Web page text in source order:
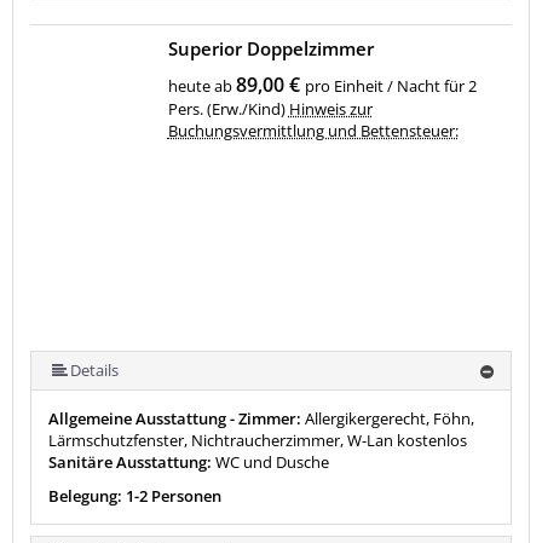
Superior Doppelzimmer
heute ab89,00 € pro Einheit / Nacht für 2
Pers. (Erw./Kind) Hinweis zur
Buchungsvermittlung und Bettensteuer:
Details
Allgemeine Ausstattung - Zimmer: Allergikergerecht, Föhn,
Lärmschutzfenster, Nichtraucherzimmer, W-Lan kostenlos
Sanitäre Ausstattung: WC und Dusche
Belegung: 1-2 Personen